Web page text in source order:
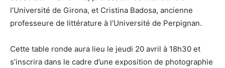
l’Université de Girona, et Cristina Badosa, ancienne
professeure de littérature à l’Université de Perpignan.
Cette table ronde aura lieu le jeudi 20 avril à 18h30 et
s’inscrira dans le cadre d’une exposition de photographie